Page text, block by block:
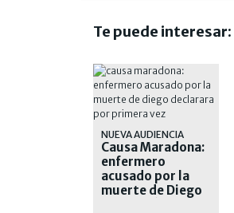
Te puede interesar:
NUEVA AUDIENCIA
Causa Maradona:
enfermero
acusado por la
muerte de Diego